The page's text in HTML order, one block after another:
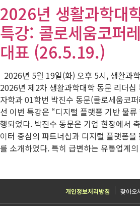
2026년 생활과학대
특강: 콜로세움코퍼
대표 (26.5.19.)
2026년 5월 19일(화) 오후 5시, 생활과
2026년 제2차 생활과학대학 동문 리더십
자학과 01학번 박진수 동문(콜로세움코
선 이번 특강은 “디지털 플랫폼 기반 물
행되었다. 박진수 동문은 기업 현장에서
이터 중심의 파트너십과 디지털 플랫폼을
를 소개하였다. 특히 급변하는 유통업계
개인정보처리방침 찾아오